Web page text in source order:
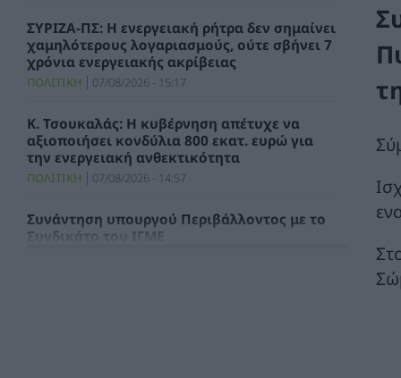
ΣΥΡΙΖΑ-ΠΣ: Η ενεργειακή ρήτρα δεν σημαίνει
χαμηλότερους λογαριασμούς, ούτε σβήνει 7
χρόνια ενεργειακής ακρίβειας
ΠΟΛΙΤΙΚΗ 07/08/2026 - 15:17
Κ. Τσουκαλάς: Η κυβέρνηση απέτυχε να
αξιοποιήσει κονδύλια 800 εκατ. ευρώ για
την ενεργειακή ανθεκτικότητα
ΠΟΛΙΤΙΚΗ 07/08/2026 - 14:57
Συνάντηση υπουργού Περιβάλλοντος με το
Συνδικάτο του ΙΓΜΕ